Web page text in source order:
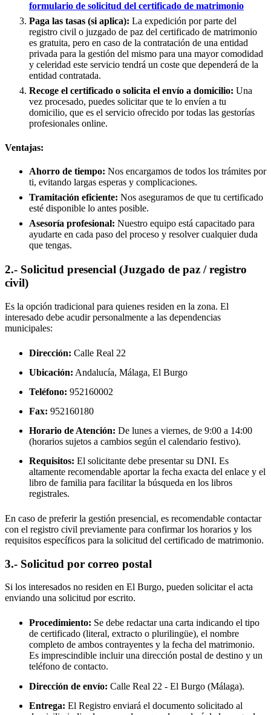
formulario de solicitud del certificado de matrimonio
Paga las tasas (si aplica): La expedición por parte del
registro civil o juzgado de paz del certificado de matrimonio
es gratuita, pero en caso de la contratación de una entidad
privada para la gestión del mismo para una mayor comodidad
y celeridad este servicio tendrá un coste que dependerá de la
entidad contratada.
Recoge el certificado o solicita el envío a domicilio: Una
vez procesado, puedes solicitar que te lo envíen a tu
domicilio, que es el servicio ofrecido por todas las gestorías
profesionales online.
Ventajas:
Ahorro de tiempo: Nos encargamos de todos los trámites por
ti, evitando largas esperas y complicaciones.
Tramitación eficiente: Nos aseguramos de que tu certificado
esté disponible lo antes posible.
Asesoría profesional: Nuestro equipo está capacitado para
ayudarte en cada paso del proceso y resolver cualquier duda
que tengas.
2.- Solicitud presencial (Juzgado de paz / registro
civil)
Es la opción tradicional para quienes residen en la zona. El
interesado debe acudir personalmente a las dependencias
municipales:
Dirección: Calle Real 22
Ubicación: Andalucía, Málaga, El Burgo
Teléfono: 952160002
Fax: 952160180
Horario de Atención: De lunes a viernes, de 9:00 a 14:00
(horarios sujetos a cambios según el calendario festivo).
Requisitos: El solicitante debe presentar su DNI. Es
altamente recomendable aportar la fecha exacta del enlace y el
libro de familia para facilitar la búsqueda en los libros
registrales.
En caso de preferir la gestión presencial, es recomendable contactar
con el registro civil previamente para confirmar los horarios y los
requisitos específicos para la solicitud del certificado de matrimonio.
3.- Solicitud por correo postal
Si los interesados no residen en El Burgo, pueden solicitar el acta
enviando una solicitud por escrito.
Procedimiento: Se debe redactar una carta indicando el tipo
de certificado (literal, extracto o plurilingüe), el nombre
completo de ambos contrayentes y la fecha del matrimonio.
Es imprescindible incluir una dirección postal de destino y un
teléfono de contacto.
Dirección de envío: Calle Real 22 - El Burgo (Málaga).
Entrega: El Registro enviará el documento solicitado al